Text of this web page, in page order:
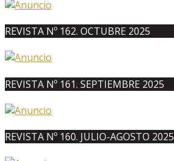
REVISTA Nº 162. OCTUBRE 2025
REVISTA Nº 161. SEPTIEMBRE 2025
REVISTA Nº 160. JULIO-AGOSTO 2025